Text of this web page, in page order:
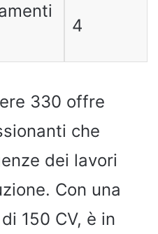
4
330 offre
che
dei lavori
Con una
150 CV, è in